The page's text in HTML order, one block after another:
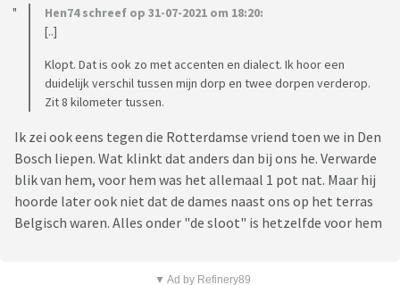
Hen74 schreef op 31-07-2021 om 18:20:
[..]
Klopt. Dat is ook zo met accenten en dialect. Ik hoor een
duidelijk verschil tussen mijn dorp en twee dorpen verderop.
Zit 8 kilometer tussen.
Ik zei ook eens tegen die Rotterdamse vriend toen we in Den
Bosch liepen. Wat klinkt dat anders dan bij ons he. Verwarde
blik van hem, voor hem was het allemaal 1 pot nat. Maar hij
hoorde later ook niet dat de dames naast ons op het terras
Belgisch waren. Alles onder "de sloot" is hetzelfde voor hem
▼ Ad by Refinery89